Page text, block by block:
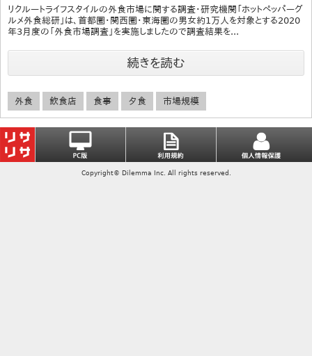
リクルートライフスタイルの外食市場に関する調査・研究機関「ホットペッパーグ
ルメ外食総研」は、首都圏・関西圏・東海圏の男女約1万人を対象とする2020
年3月度の「外食市場調査」を実施しましたので調査結果を...
続きを読む
外食 飲食店 食事 夕食 市場規模
Copyright© Dilemma Inc. All rights reserved.